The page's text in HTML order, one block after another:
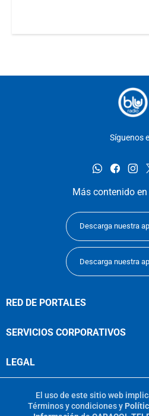
Síguenos
whatsapp
Más contenido en
Descarga nuestra
Descarga nuestra
RED DE PORTALES
SERVICIOS CORPORATIVOS
LEGAL
El uso de este sitio web
Términos y condicionesy